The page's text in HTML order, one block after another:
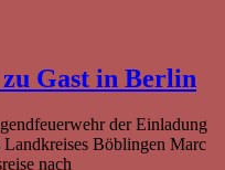
Gast in Berlin
der Einladung
Landkreises Böblingen Marc
nach